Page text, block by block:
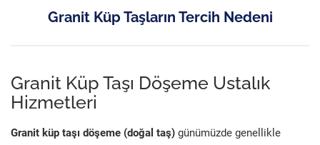
Granit Küp Taşların Tercih Nedeni
Granit Küp Taşı Döşeme Ustalık
Hizmetleri
Granit küp taşı döşeme (doğal taş) günümüzde genellikle